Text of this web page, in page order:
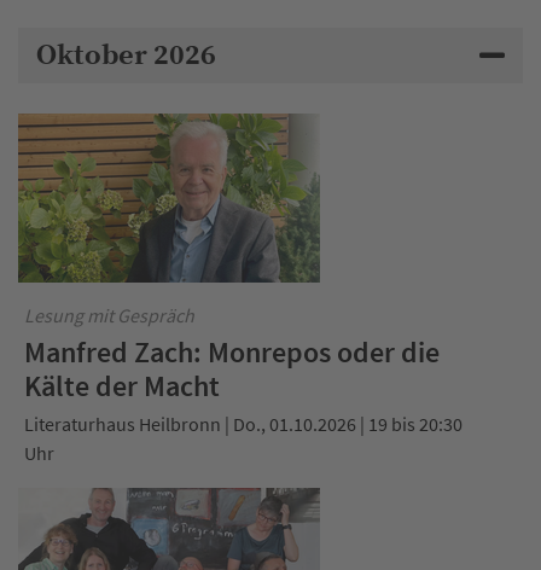
Oktober 2026
Lesung mit Gespräch
Manfred Zach: Monrepos oder die
Kälte der Macht
Literaturhaus Heilbronn | Do., 01.10.2026 | 19 bis 20:30
Uhr